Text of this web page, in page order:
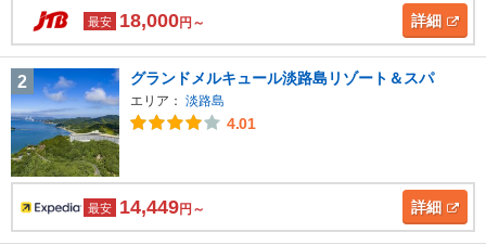
最安 18,000円～ 詳細
2 グランドメルキュール淡路島リゾート＆スパ
エリア： 淡路島
4.01
最安 14,449円～ 詳細